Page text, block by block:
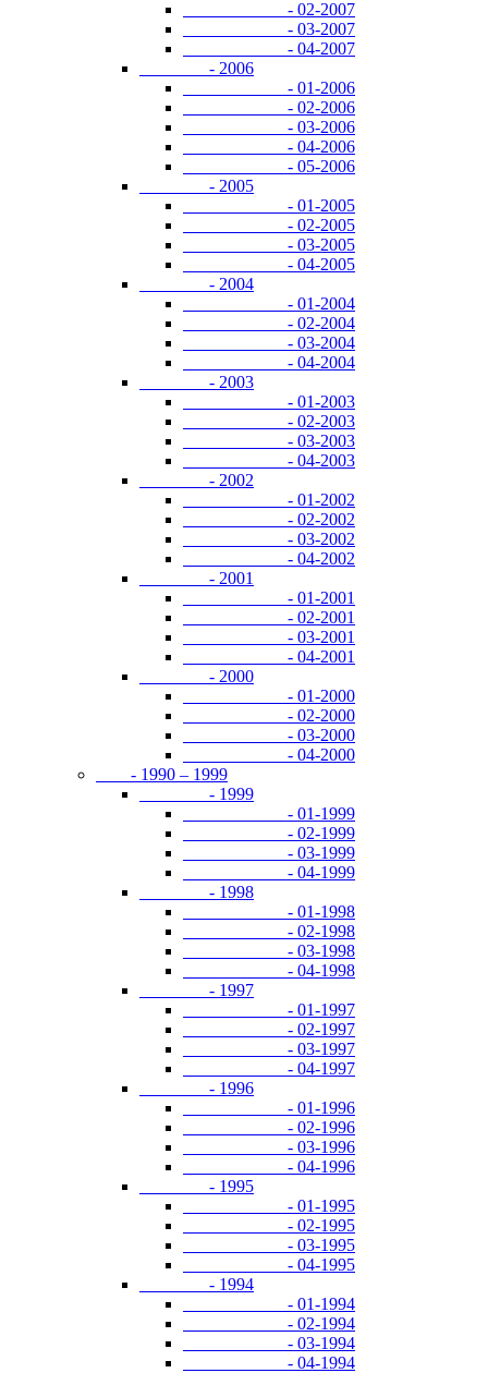
- 02-2007
- 03-2007
- 04-2007
- 2006
- 01-2006
- 02-2006
- 03-2006
- 04-2006
- 05-2006
- 2005
- 01-2005
- 02-2005
- 03-2005
- 04-2005
- 2004
- 01-2004
- 02-2004
- 03-2004
- 04-2004
- 2003
- 01-2003
- 02-2003
- 03-2003
- 04-2003
- 2002
- 01-2002
- 02-2002
- 03-2002
- 04-2002
- 2001
- 01-2001
- 02-2001
- 03-2001
- 04-2001
- 2000
- 01-2000
- 02-2000
- 03-2000
- 04-2000
- 1990 – 1999
- 1999
- 01-1999
- 02-1999
- 03-1999
- 04-1999
- 1998
- 01-1998
- 02-1998
- 03-1998
- 04-1998
- 1997
- 01-1997
- 02-1997
- 03-1997
- 04-1997
- 1996
- 01-1996
- 02-1996
- 03-1996
- 04-1996
- 1995
- 01-1995
- 02-1995
- 03-1995
- 04-1995
- 1994
- 01-1994
- 02-1994
- 03-1994
- 04-1994